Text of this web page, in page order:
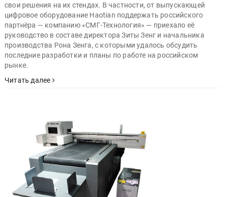
свои решения на их стендах. В частности, от выпускающей
цифровое оборудование Haotian поддержать российского
партнёра — компанию «СМГ-Технология» — приехало её
руководство в составе директора Зиты Зенг и начальника
производства Рона Зенга, с которыми удалось обсудить
последние разработки и планы по работе на российском
рынке.
Читать далее